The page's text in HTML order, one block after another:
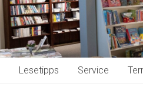
Lesetipps Service